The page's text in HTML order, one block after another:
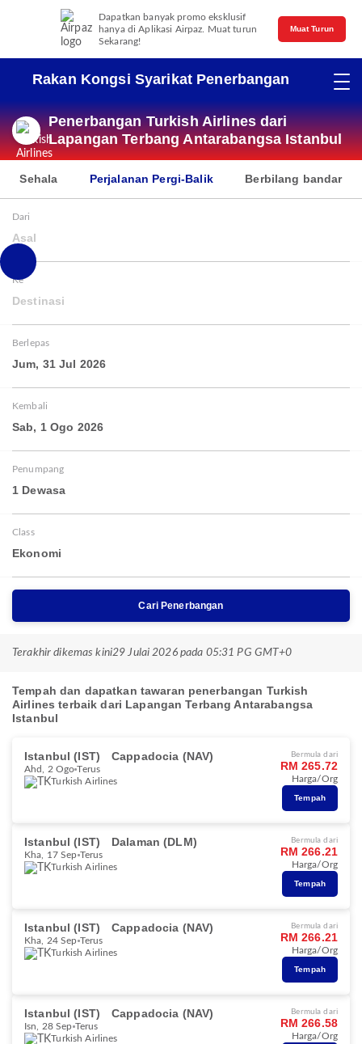
Dapatkan banyak promo eksklusif
hanya di Aplikasi Airpaz. Muat turun
Sekarang!
Muat Turun
Rakan Kongsi Syarikat Penerbangan
Penerbangan Turkish Airlines dari
Lapangan Terbang Antarabangsa Istanbul
Sehala Perjalanan Pergi-Balik Berbilang bandar
Dari
Asal
Ke
Destinasi
Berlepas
Jum, 31 Jul 2026
Kembali
Sab, 1 Ogo 2026
Penumpang
1 Dewasa
Class
Ekonomi
Cari Penerbangan
Terakhir dikemas kini29 Julai 2026 pada 05:31 PG GMT+0
Tempah dan dapatkan tawaran penerbangan Turkish
Airlines terbaik dari Lapangan Terbang Antarabangsa
Istanbul
Istanbul (IST) Cappadocia (NAV)
Ahd, 2 Ogo Terus
Turkish Airlines
Bermula dari
RM 265.72
Harga/Org
Tempah
Istanbul (IST) Dalaman (DLM)
Kha, 17 Sep Terus
Turkish Airlines
Bermula dari
RM 266.21
Harga/Org
Tempah
Istanbul (IST) Cappadocia (NAV)
Kha, 24 Sep Terus
Turkish Airlines
Bermula dari
RM 266.21
Harga/Org
Tempah
Istanbul (IST) Cappadocia (NAV)
Isn, 28 Sep Terus
Turkish Airlines
Bermula dari
RM 266.58
Harga/Org